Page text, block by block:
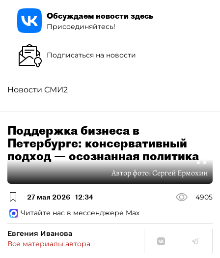
Обсуждаем новости здесь
Присоединяйтесь!
Подписаться на новости
Новости СМИ2
Поддержка бизнеса в
Петербурге: консервативный
подход — осознанная политика
Автор фото:Сергей Ермохин
27 мая 2026 12:34
4905
Читайте нас в мессенджере Max
Евгения Иванова
Все материалы автора